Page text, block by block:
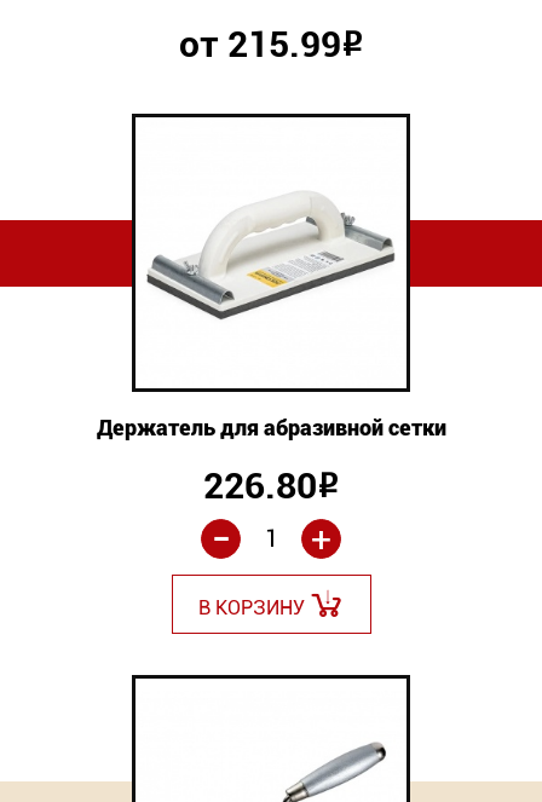
от 215.99Р
Держатель для абразивной сетки
226.80Р
+
-
В КОРЗИНУ